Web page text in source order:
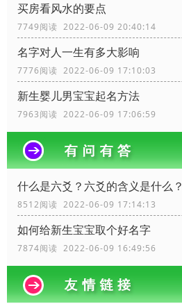
买房看风水的要点
7749阅读 2022-06-09 20:40:14
名字对人一生有多大影响
7776阅读 2022-06-09 17:10:03
新生婴儿男宝宝起名方法
7963阅读 2022-06-09 17:06:59
什么是六爻？六爻的含义是什么？
8512阅读 2022-06-09 17:14:13
如何给新生宝宝取个好名字
7874阅读 2022-06-09 16:49:56